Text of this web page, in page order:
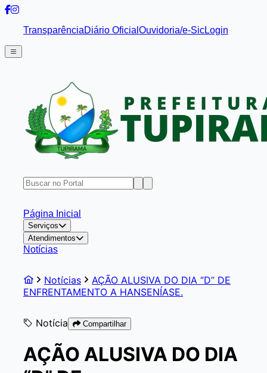
TransparênciaDiário Oficial Ouvidoria/e-SicLogin
Página Inicial
Serviços
Atendimentos
Notícias
Notícias
AÇÃO ALUSIVA DO DIA “D” DE
ENFRENTAMENTO A HANSENÍASE.
Notícia Compartilhar
AÇÃO ALUSIVA DO DIA